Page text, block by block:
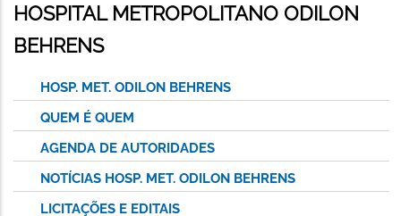
HOSPITAL METROPOLITANO ODILON
BEHRENS
HOSP. MET. ODILON BEHRENS
QUEM É QUEM
AGENDA DE AUTORIDADES
NOTÍCIAS HOSP. MET. ODILON BEHRENS
LICITAÇÕES E EDITAIS